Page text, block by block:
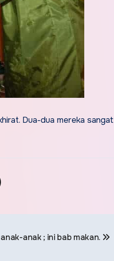
Dua-dua mereka sangat
anak ; ini bab makan.